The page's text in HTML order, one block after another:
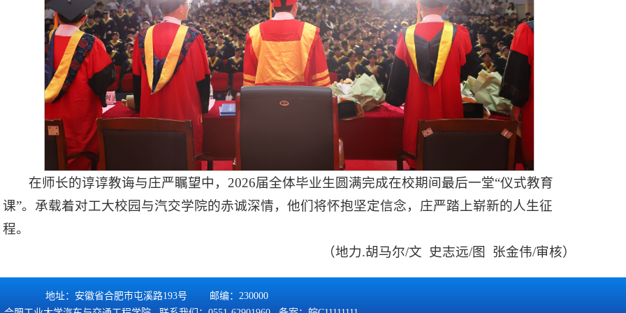
在师长的谆谆教诲与庄严瞩望中，2026届全体毕业生圆满完成在校期间最后一堂“仪式教育
课”。承载着对工大校园与汽交学院的赤诚深情，他们将怀抱坚定信念，庄严踏上崭新的人生征
程。
（地力.胡马尔/文 史志远/图 张金伟/审核）
地址：安徽省合肥市屯溪路193号 邮编：230000